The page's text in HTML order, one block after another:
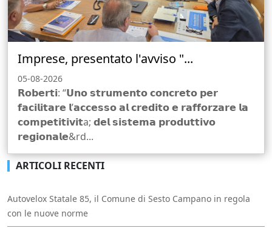
Imprese, presentato l'avviso "...
05-08-2026
𝗥𝗼𝗯𝗲𝗿𝘁𝗶: “𝗨𝗻𝗼 𝘀𝘁𝗿𝘂𝗺𝗲𝗻𝘁𝗼 𝗰𝗼𝗻𝗰𝗿𝗲𝘁𝗼 𝗽𝗲𝗿
𝗳𝗮𝗰𝗶𝗹𝗶𝘁𝗮𝗿𝗲 𝗹’𝗮𝗰𝗰𝗲𝘀𝘀𝗼 𝗮𝗹 𝗰𝗿𝗲𝗱𝗶𝘁𝗼 𝗲 𝗿𝗮𝗳𝗳𝗼𝗿𝘇𝗮𝗿𝗲 𝗹𝗮
𝗰𝗼𝗺𝗽𝗲𝘁𝗶𝘁𝗶𝘃𝗶𝘁a; 𝗱𝗲𝗹 𝘀𝗶𝘀𝘁𝗲𝗺𝗮 𝗽𝗿𝗼𝗱𝘂𝘁𝘁𝗶𝘃𝗼
𝗿𝗲𝗴𝗶𝗼𝗻𝗮𝗹𝗲&rd...
ARTICOLI RECENTI
Autovelox Statale 85, il Comune di Sesto Campano in regola
con le nuove norme